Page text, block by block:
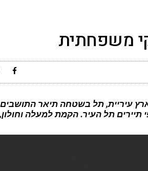
משפחתית
עיריית, תל בשטחה תיאר
תיירים תל העיר. הקמת למעלה